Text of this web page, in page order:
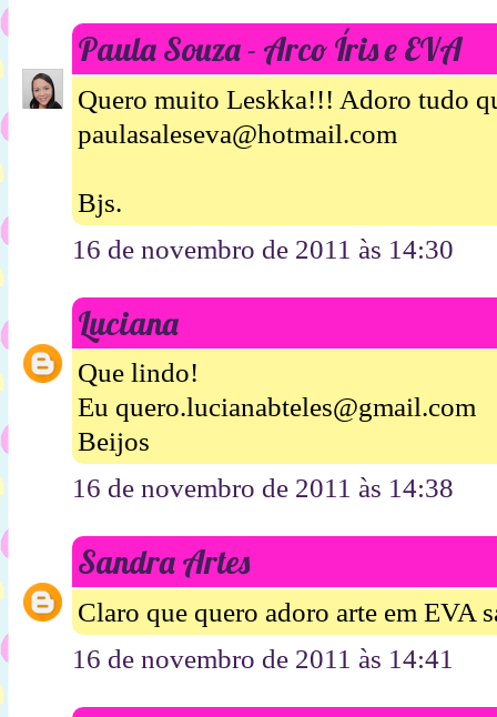
Paula Souza - Arco Íris e EVA
Quero muito Leskka!!! Adoro tudo
paulasaleseva@hotmail.com
Bjs.
16 de novembro de 2011 às 14:30
Luciana
Que lindo!
Eu quero.lucianabteles@gmail.com
Beijos
16 de novembro de 2011 às 14:38
Sandra Artes
Claro que quero adoro arte em EVA
16 de novembro de 2011 às 14:41